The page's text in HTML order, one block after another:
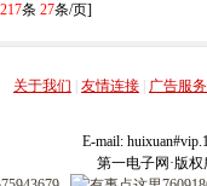
217条 27条/页]
关于我们 友情连接 广告服务
E-mail:
第一电子网·版权